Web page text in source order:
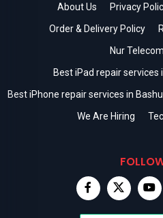
About Us Privacy
Order & Delivery Policy
Nur
Best iPad repair services
Best iPhone repair services in
We Are Hiring